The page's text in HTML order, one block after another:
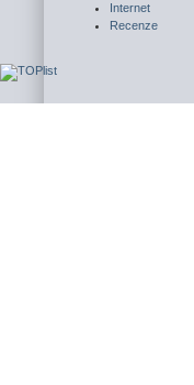
Internet
Recenze